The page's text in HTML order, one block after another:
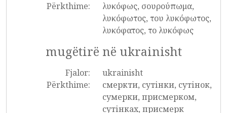
Përkthime:
λυκόφως, σουρούπωμα,
λυκόφωτος, του λυκόφωτος,
λυκόφατος, το λυκόφως
mugëtirë në ukrainisht
Fjalor:
ukrainisht
Përkthime:
смеркти, сутінки, сутінок,
сумерки, присмерком,
сутінках, присмерк